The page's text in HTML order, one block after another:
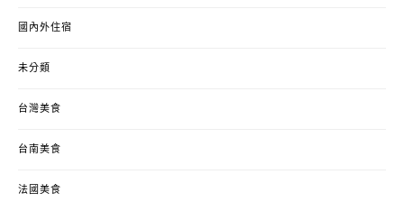
國內外住宿
未分類
台灣美食
台南美食
法國美食